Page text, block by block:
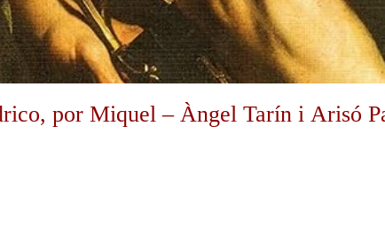
por Miquel – Àngel Tarín i Arisó